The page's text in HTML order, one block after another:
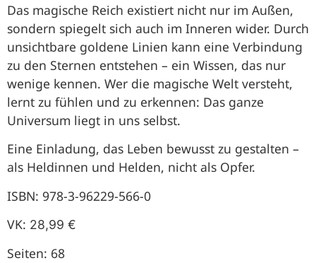
Das magische Reich existiert nicht nur im Außen,
sondern spiegelt sich auch im Inneren wider. Durch
unsichtbare goldene Linien kann eine Verbindung
zu den Sternen entstehen – ein Wissen, das nur
wenige kennen. Wer die magische Welt versteht,
lernt zu fühlen und zu erkennen: Das ganze
Universum liegt in uns selbst.
Eine Einladung, das Leben bewusst zu gestalten –
als Heldinnen und Helden, nicht als Opfer.
ISBN: 978-3-96229-566-0
VK: 28,99 €
Seiten: 68